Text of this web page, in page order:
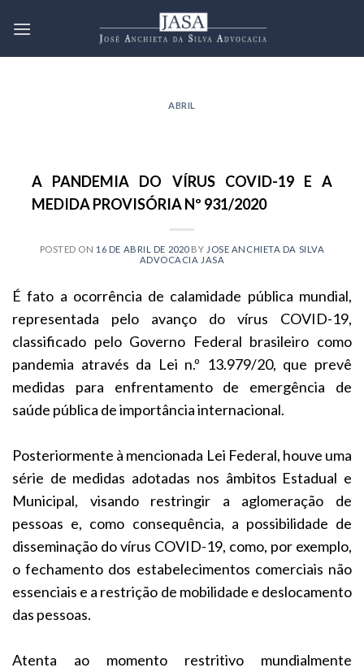
ABRIL
A PANDEMIA DO VÍRUS COVID-19 E A
MEDIDA PROVISÓRIA Nº 931/2020
POSTED ON 16 DE ABRIL DE 2020BY JOSE ANCHIETA DA SILVA
ADVOCACIA JASA
É fato a ocorrência de calamidade pública mundial,
representada pelo avanço do vírus COVID-19,
classificado pelo Governo Federal brasileiro como
pandemia através da Lei n.º 13.979/20, que prevê
medidas para enfrentamento de emergência de
saúde pública de importância internacional.
Posteriormente à mencionada Lei Federal, houve uma
série de medidas adotadas nos âmbitos Estadual e
Municipal, visando restringir a aglomeração de
pessoas e, como consequência, a possibilidade de
disseminação do vírus COVID-19, como, por exemplo,
o fechamento dos estabelecimentos comerciais não
essenciais e a restrição de mobilidade e deslocamento
das pessoas.
Atenta ao momento restritivo mundialmente